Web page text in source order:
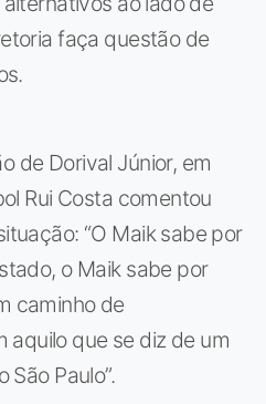
faça questão de
de Dorival Júnior, em
Rui Costa comentou
“O Maik sabe por
o Maik sabe por
caminho de
que se diz de um
Paulo”.